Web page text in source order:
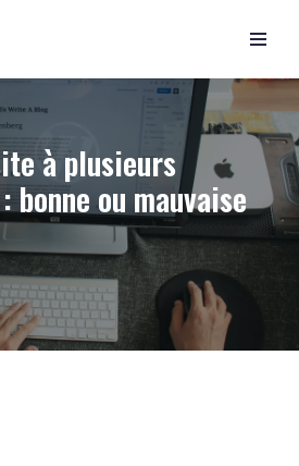
à plusieurs
ou mauvaise